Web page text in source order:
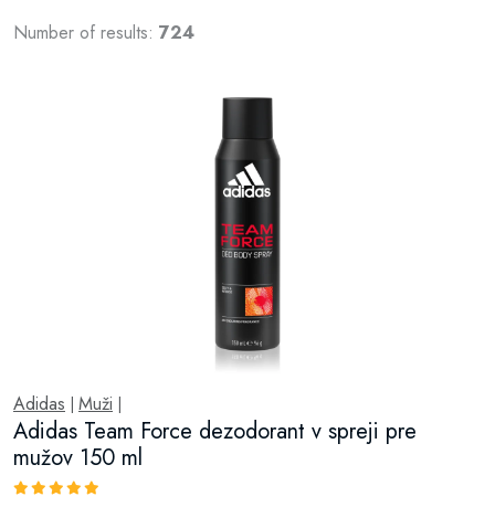
Number of results: 724
Adidas Muži
Adidas Team Force dezodorant v spreji pre
mužov 150 ml